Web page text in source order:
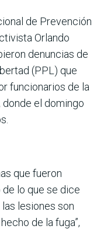
de Prevención
Orlando
denuncias de
(PPL) que
funcionarios de la
el domingo
que fueron
lo que se dice
lesiones son
de la fuga”,